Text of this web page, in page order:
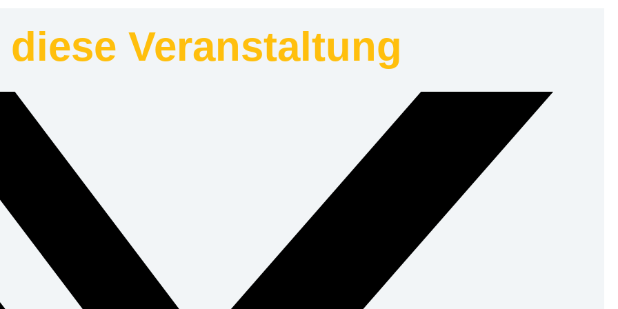
diese Veranstaltung